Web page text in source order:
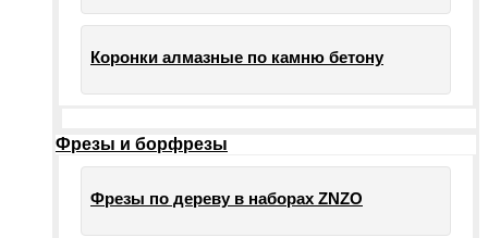
Коронки алмазные по камню бетону
Фрезы и борфрезы
Фрезы по дереву в наборах ZNZO